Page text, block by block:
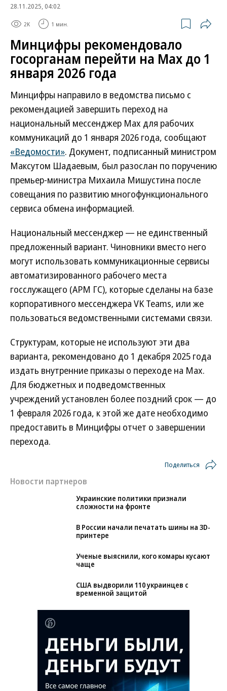
28.11.2025, 04:02
2K 1 мин.
Минцифры рекомендовало
госорганам перейти на Max до 1
января 2026 года
Минцифры направило в ведомства письмо с
рекомендацией завершить переход на
национальный мессенджер Max для рабочих
коммуникаций до 1 января 2026 года, сообщают
«Ведомости». Документ, подписанный министром
Максутом Шадаевым, был разослан по поручению
премьер-министра Михаила Мишустина после
совещания по развитию многофункционального
сервиса обмена информацией.
Национальный мессенджер — не единственный
предложенный вариант. Чиновники вместо него
могут использовать коммуникационные сервисы
автоматизированного рабочего места
госслужащего (АРМ ГС), которые сделаны на базе
корпоративного мессенджера VK Teams, или же
пользоваться ведомственными системами связи.
Структурам, которые не используют эти два
варианта, рекомендовано до 1 декабря 2025 года
издать внутренние приказы о переходе на Max.
Для бюджетных и подведомственных
учреждений установлен более поздний срок — до
1 февраля 2026 года, к этой же дате необходимо
предоставить в Минцифры отчет о завершении
перехода.
Поделиться
Новости партнеров
Украинские политики признали
сложности на фронте
В России начали печатать шины на 3D-
Ученые выяснили, кого комары кусают
США выдворили 110 украинцев с
временной защитой